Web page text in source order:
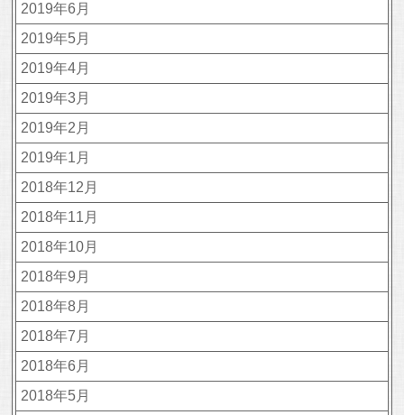
2019年6月
2019年5月
2019年4月
2019年3月
2019年2月
2019年1月
2018年12月
2018年11月
2018年10月
2018年9月
2018年8月
2018年7月
2018年6月
2018年5月